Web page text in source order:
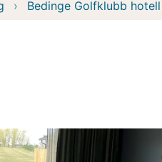
Bedinge Golfklubb hotell